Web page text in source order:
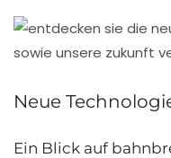
Neue
Ein Blick auf